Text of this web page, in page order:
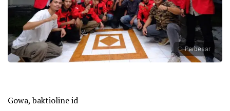
Perbesar
Gowa, baktioline id